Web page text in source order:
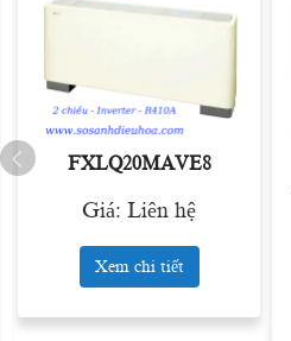
FXLQ20MAVE8
Giá: Liên hệ
Xem chi tiết